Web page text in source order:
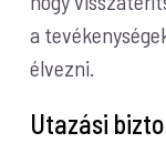
a
élvezni.
Utazási